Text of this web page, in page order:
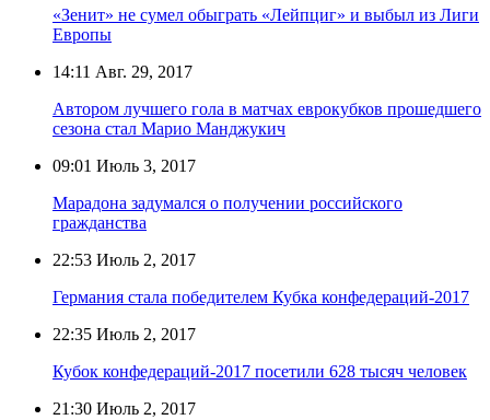
«Зенит» не сумел обыграть «Лейпциг» и выбыл из Лиги
Европы
14:11 Авг. 29, 2017
Автором лучшего гола в матчах еврокубков прошедшего
сезона стал Марио Манджукич
09:01 Июль 3, 2017
Марадона задумался о получении российского
гражданства
22:53 Июль 2, 2017
Германия стала победителем Кубка конфедераций-2017
22:35 Июль 2, 2017
Кубок конфедераций-2017 посетили 628 тысяч человек
21:30 Июль 2, 2017